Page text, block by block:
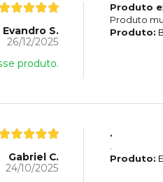
Evandro S.
26/12/2025
produto.
Produto
Produto
Produto:
Gabriel C.
24/10/2025
.
Produto: